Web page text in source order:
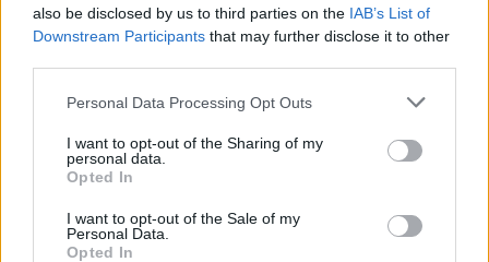
also be disclosed by us to third parties on the IAB’s List of
Downstream Participants that may further disclose it to other
Please note that this website/app uses one or more Google
not limited to your visit or usage behaviour. You may click to
grant or deny consent to Google and its third-party tags to
use your data for below specified purposes in below Google
consent section.
Personal Data Processing Opt Outs
I want to opt-out of the Sharing of my
personal data.
Opted In
I want to opt-out of the Sale of my
Personal Data.
Opted In
AUTORE
Andrea Conforti
Andrea Conforti, 46enne torinese dal look
trasforma dati e clip in racconti social. Ricorda
Stadio Olimpico Grande Torino: da
quell'appunto nacque la sua linea editoriale,
critico. Dettaglio unico: una stagione allenatore
under15 al Chieri e ciclista urbano.